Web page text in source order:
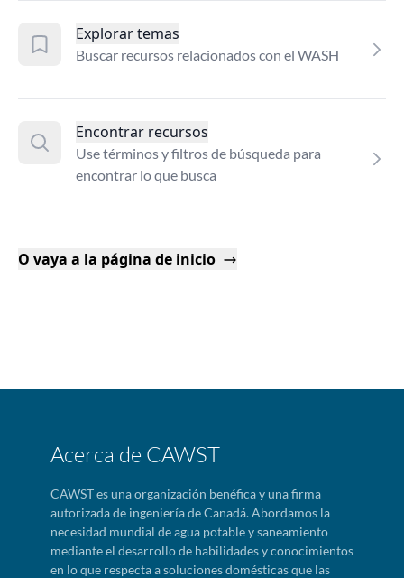
Explorar temas
Buscar recursos relacionados con el WASH
Encontrar recursos
Use términos y filtros de búsqueda para
encontrar lo que busca
O vaya a la página de inicio
Acerca de CAWST
CAWST es una organización benéfica y una firma
autorizada de ingeniería de Canadá. Abordamos la
necesidad mundial de agua potable y saneamiento
mediante el desarrollo de habilidades y conocimientos
en lo que respecta a soluciones domésticas que las